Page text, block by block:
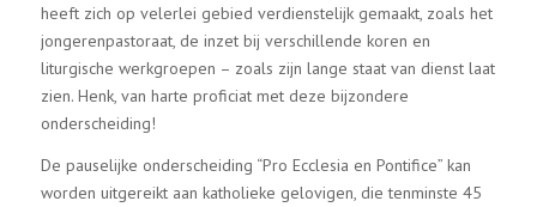
heeft zich op velerlei gebied verdienstelijk gemaakt, zoals het
jongerenpastoraat, de inzet bij verschillende koren en
liturgische werkgroepen – zoals zijn lange staat van dienst laat
zien. Henk, van harte proficiat met deze bijzondere
onderscheiding!
De pauselijke onderscheiding “Pro Ecclesia en Pontifice” kan
worden uitgereikt aan katholieke gelovigen, die tenminste 45